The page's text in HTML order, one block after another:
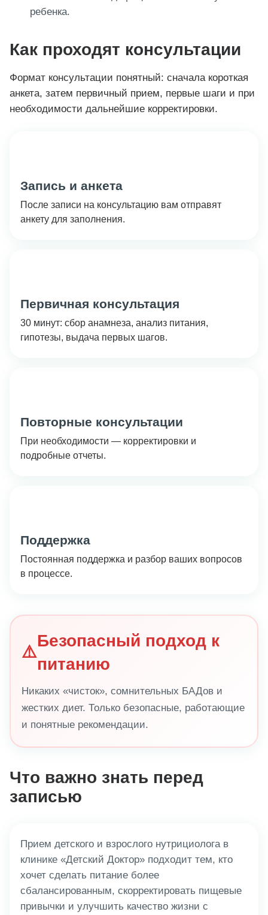
ребенка.
Как проходят консультации
Формат консультации понятный: сначала короткая
анкета, затем первичный прием, первые шаги и при
необходимости дальнейшие корректировки.
Запись и анкета
После записи на консультацию вам отправят
анкету для заполнения.
Первичная консультация
30 минут: сбор анамнеза, анализ питания,
гипотезы, выдача первых шагов.
Повторные консультации
При необходимости — корректировки и
подробные отчеты.
Поддержка
Постоянная поддержка и разбор ваших вопросов
в процессе.
⚠️
Безопасный подход к
питанию
Никаких «чисток», сомнительных БАДов и
жестких диет. Только безопасные, работающие
и понятные рекомендации.
Что важно знать перед
записью
Прием детского и взрослого нутрициолога в
клинике «Детский Доктор» подходит тем, кто
хочет сделать питание более
сбалансированным, скорректировать пищевые
привычки и улучшить качество жизни с